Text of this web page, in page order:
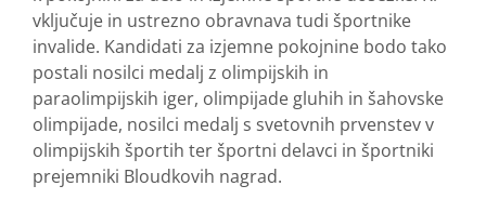
vključuje in ustrezno obravnava tudi športnike
invalide. Kandidati za izjemne pokojnine bodo tako
postali nosilci medalj z olimpijskih in
paraolimpijskih iger, olimpijade gluhih in šahovske
olimpijade, nosilci medalj s svetovnih prvenstev v
olimpijskih športih ter športni delavci in športniki
prejemniki Bloudkovih nagrad.